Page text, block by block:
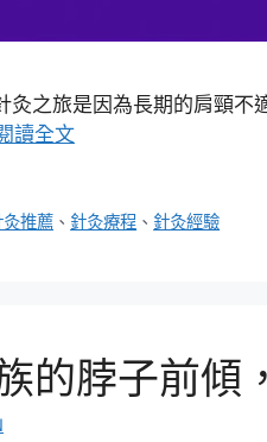
灸之旅是因為長期的肩頸不
讀全文
灸推薦 、 針灸療程 、 針灸經驗
的脖子前傾